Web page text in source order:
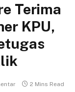
Terima
KPU,
2 Mins Read